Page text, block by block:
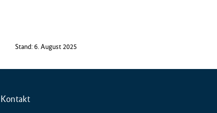
Stand: 6. August 2025
Kontakt